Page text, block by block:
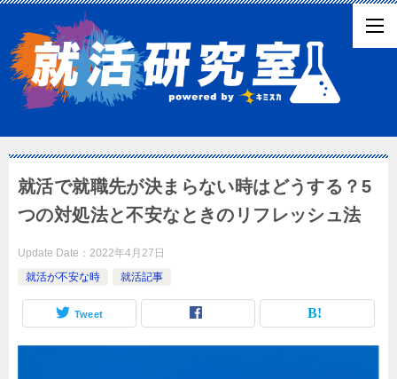
就活で就職先が決まらない時はどうする？5
つの対処法と不安なときのリフレッシュ法
Update Date： 2022年4月27日
就活が不安な時
就活記事
Tweet